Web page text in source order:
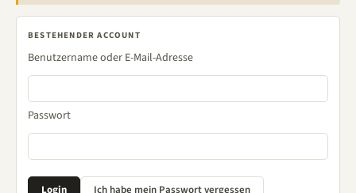
BESTEHENDER ACCOUNT
Benutzername oder E-Mail-Adresse
Passwort